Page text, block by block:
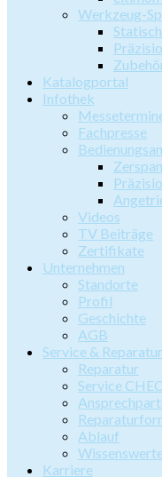
Werkzeug-
Katalogportal
Infothek
Fachpresse
Videos
TV Beiträge
Zertifikate
Unternehmen
Standorte
Profil
Geschichte
AGB
Service & Reparatur
Reparatur
Service
Ablauf
Karriere